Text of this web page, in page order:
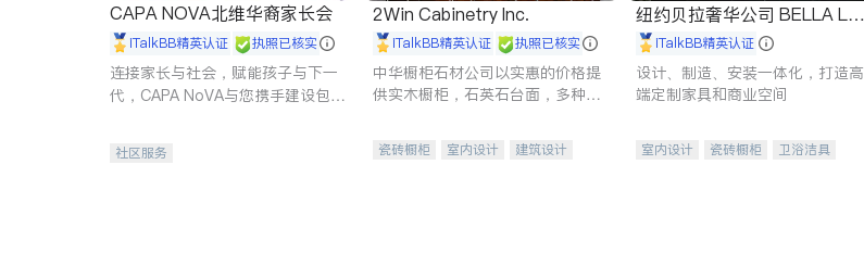
CAPA NOVA北维华裔家长会
iTalkBB精英认证 执照已核实
连接家长与社会，赋能孩子与下一
代，CAPA NoVA与您携手建设包
社区服务
2Win Cabinetry Inc.
iTalkBB精英认证 执照已核实
中华橱柜石材公司以实惠的价格提
供实木橱柜，石英石台面，多种优
机。品质厨房，家的选择。
瓷砖橱柜 室内设计
建筑设计
纽约贝拉奢华公司 BELLA LUX
E iTalkBB精英认证
设计、制造、安装一体化，打造高
端定制家具和商业空间
室内设计 瓷砖橱柜
卫浴洁具